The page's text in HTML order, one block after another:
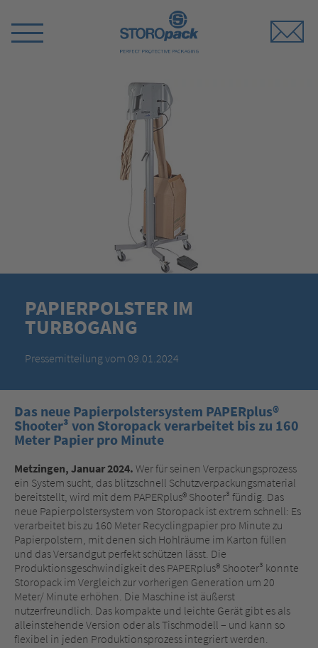
Menü
PAPIERPOLSTER IM
TURBOGANG
Pressemitteilung vom 09.01.2024
Das neue Papierpolstersystem PAPERplus®
Shooter³ von Storopack verarbeitet bis zu 160
Meter Papier pro Minute
Metzingen, Januar 2024. Wer für seinen Verpackungsprozess
ein System sucht, das blitzschnell Schutzverpackungsmaterial
bereitstellt, wird mit dem PAPERplus® Shooter³ fündig. Das
neue Papierpolstersystem von Storopack ist extrem schnell: Es
verarbeitet bis zu 160 Meter Recyclingpapier pro Minute zu
Papierpolstern, mit denen sich Hohlräume im Karton füllen
und das Versandgut perfekt schützen lässt. Die
Produktionsgeschwindigkeit des PAPERplus® Shooter³ konnte
Storopack im Vergleich zur vorherigen Generation um 20
Meter/ Minute erhöhen. Die Maschine ist äußerst
nutzerfreundlich. Das kompakte und leichte Gerät gibt es als
alleinstehende Version oder als Tischmodell – und kann so
flexibel in jeden Produktionsprozess integriert werden.